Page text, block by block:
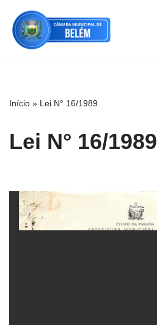
Pular
para
Início » Lei N° 16/1989
Lei N° 16/1989